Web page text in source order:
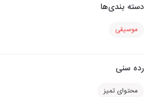
دسته بندی‌ها
موسیقی
رده سنی
محتوای تمیز